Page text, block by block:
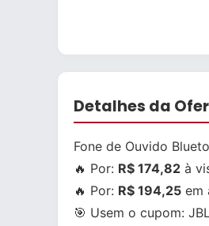
Detalhes da
Fone de Ouvido
🔥 Por: R$ 174,82 à
🔥 Por: R$ 194,25 em
🎯 Usem o cupom: